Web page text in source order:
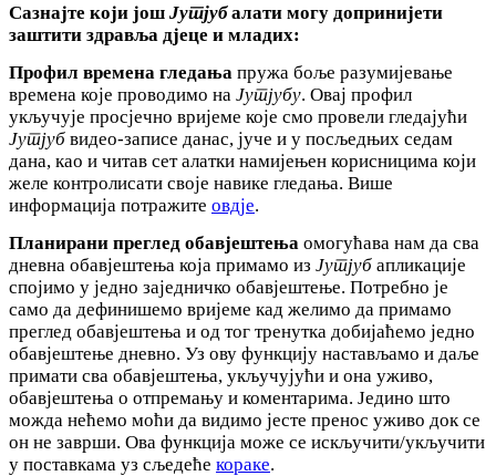
Сазнајте који још Јутјубалати могу допринијети
заштити здравља дјеце и младих:
Профил времена гледања пружа боље разумијевање
времена које проводимо на Јутјубу. Овај профил
укључује просјечно вријеме које смо провели гледајући
Јутјуб видео-записе данас, јуче и у посљедњих седам
дана, као и читав сет алатки намијењен корисницима који
желе контролисати своје навике гледања. Више
информација потражите овдје.
Планирани преглед обавјештења омогућава нам да сва
дневна обавјештења која примамо из Јутјуб апликације
спојимо у једно заједничко обавјештење. Потребно је
само да дефинишемо вријеме кад желимо да примамо
преглед обавјештења и од тог тренутка добијаћемо једно
обавјештење дневно. Уз ову функцију настављамо и даље
примати сва обавјештења, укључујући и она уживо,
обавјештења о отпремању и коментарима. Једино што
можда нећемо моћи да видимо јесте пренос уживо док се
он не заврши. Ова функција може се искључити/укључити
у поставкама уз сљедеће кораке.